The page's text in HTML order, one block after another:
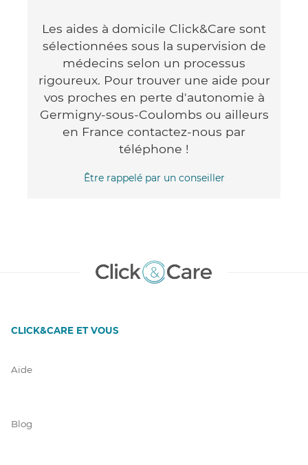
Les aides à domicile Click&Care sont
sélectionnées sous la supervision de
médecins selon un processus
rigoureux. Pour trouver une aide pour
vos proches en perte d'autonomie à
Germigny-sous-Coulombs ou ailleurs
en France contactez-nous par
téléphone !
Être rappelé par un conseiller
CLICK&CARE ET VOUS
Aide
Blog